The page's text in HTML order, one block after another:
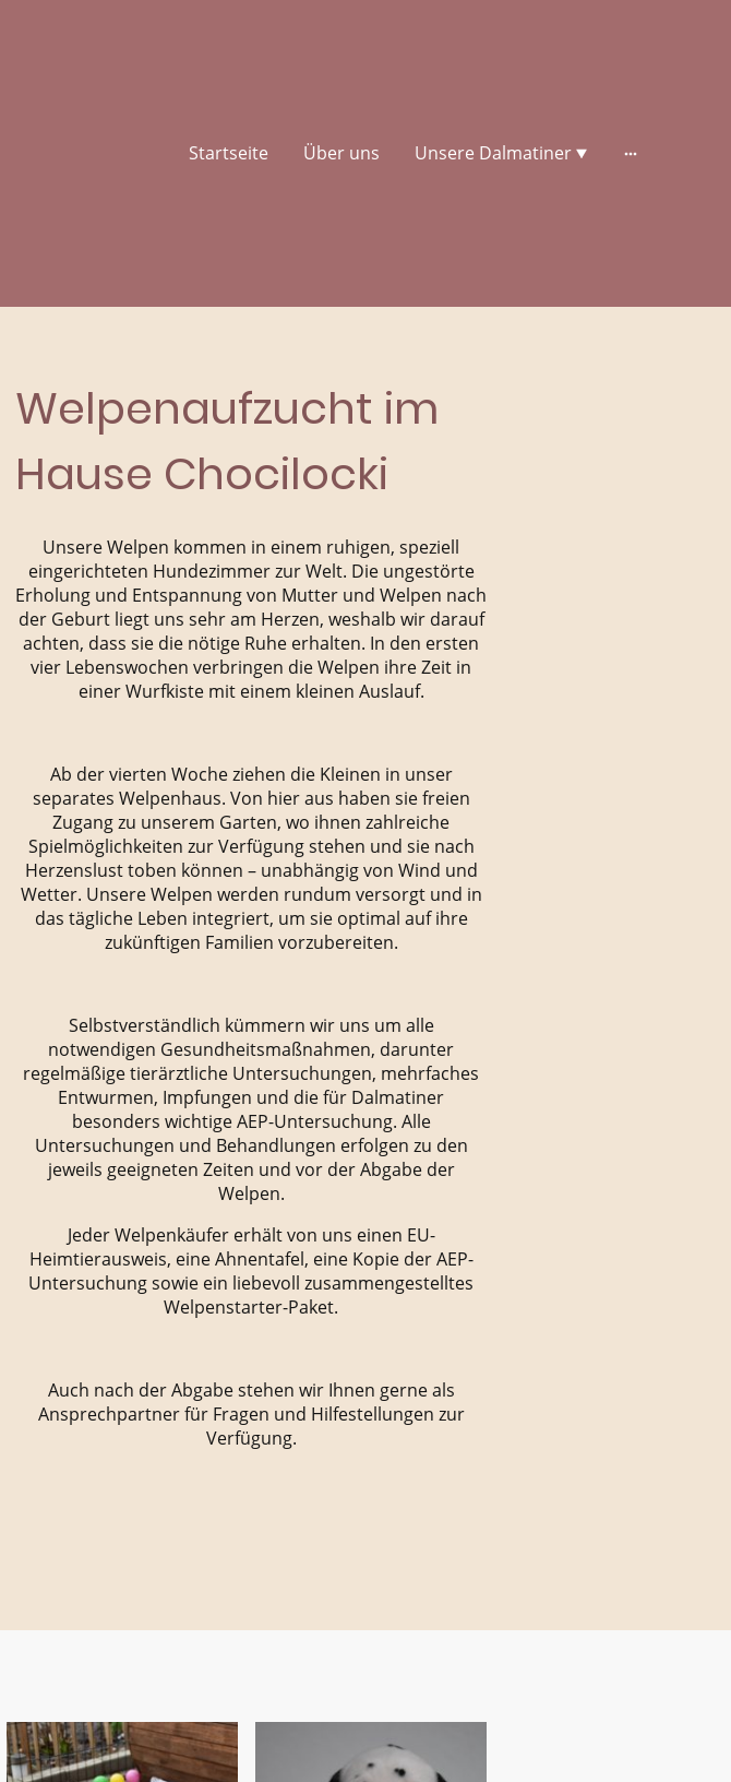
Startseite Über uns Unsere Dalmatiner
Welpenaufzucht im
Hause Chocilocki
Unsere Welpen kommen in einem ruhigen, speziell
eingerichteten Hundezimmer zur Welt. Die ungestörte
Erholung und Entspannung von Mutter und Welpen nach
der Geburt liegt uns sehr am Herzen, weshalb wir darauf
achten, dass sie die nötige Ruhe erhalten. In den ersten
vier Lebenswochen verbringen die Welpen ihre Zeit in
einer Wurfkiste mit einem kleinen Auslauf.
Ab der vierten Woche ziehen die Kleinen in unser
separates Welpenhaus. Von hier aus haben sie freien
Zugang zu unserem Garten, wo ihnen zahlreiche
Spielmöglichkeiten zur Verfügung stehen und sie nach
Herzenslust toben können – unabhängig von Wind und
Wetter. Unsere Welpen werden rundum versorgt und in
das tägliche Leben integriert, um sie optimal auf ihre
zukünftigen Familien vorzubereiten.
Selbstverständlich kümmern wir uns um alle
notwendigen Gesundheitsmaßnahmen, darunter
regelmäßige tierärztliche Untersuchungen, mehrfaches
Entwurmen, Impfungen und die für Dalmatiner
besonders wichtige AEP-Untersuchung. Alle
Untersuchungen und Behandlungen erfolgen zu den
jeweils geeigneten Zeiten und vor der Abgabe der
Welpen.
Jeder Welpenkäufer erhält von uns einen EU-
Heimtierausweis, eine Ahnentafel, eine Kopie der AEP-
Untersuchung sowie ein liebevoll zusammengestelltes
Welpenstarter-Paket.
Auch nach der Abgabe stehen wir Ihnen gerne als
Ansprechpartner für Fragen und Hilfestellungen zur
Verfügung.